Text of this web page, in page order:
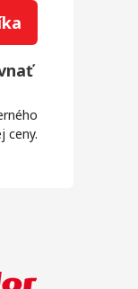
ceny.